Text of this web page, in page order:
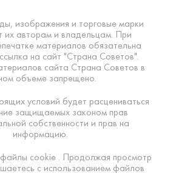
изображения и торговые марки
их авторам и владельцам. При
материалов обязательна
на сайт "Страна Советов".
сайта Страна Советов в
объеме запрещено.
условий будет расцениваться
защищаемых законом прав
собственности и прав на
информацию.
файлы cookie . Продолжая просмотр
с использованием файлов